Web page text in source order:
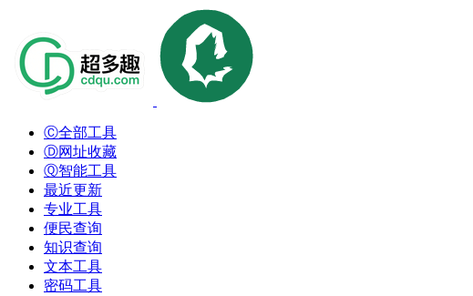
Ⓒ全部工具
Ⓓ网址收藏
Ⓠ智能工具
最近更新
专业工具
便民查询
知识查询
文本工具
密码工具